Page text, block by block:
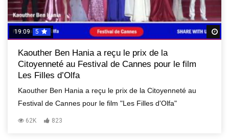
19:09 5
Kaouther Ben Hania a reçu le prix de la
Citoyenneté au Festival de Cannes pour le film
Les Filles d’Olfa
Kaouther Ben Hania a reçu le prix de la Citoyenneté au
Festival de Cannes pour le film "Les Filles d'Olfa"
62K 823